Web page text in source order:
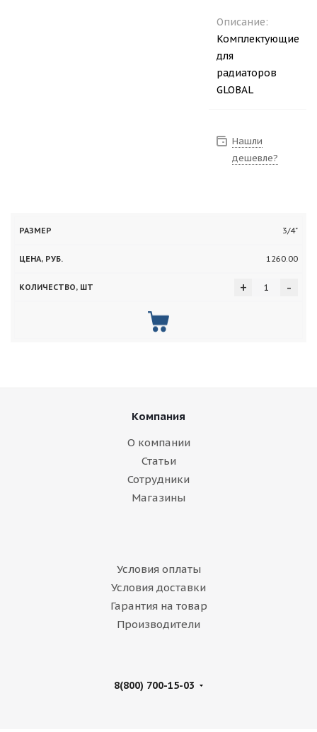
Описание:
Комплектующие
для
радиаторов
GLOBAL
Нашли
дешевле?
3/4"
1260.00
-
+
Компания
О компании
Статьи
Сотрудники
Магазины
Условия оплаты
Условия доставки
Гарантия на товар
Производители
8(800) 700-15-03